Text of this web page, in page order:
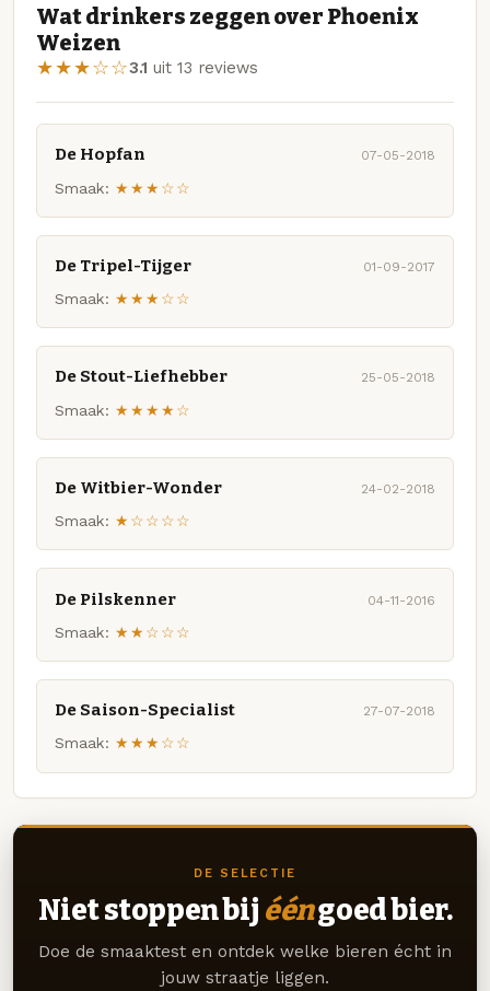
Wat drinkers zeggen over Phoenix
Weizen
★★★☆☆3.1 uit 13 reviews
De Hopfan 07-05-2018
Smaak: ★★★☆☆
De Tripel-Tijger 01-09-2017
Smaak: ★★★☆☆
De Stout-Liefhebber 25-05-2018
Smaak: ★★★★☆
De Witbier-Wonder 24-02-2018
Smaak: ★☆☆☆☆
De Pilskenner 04-11-2016
Smaak: ★★☆☆☆
De Saison-Specialist 27-07-2018
Smaak: ★★★☆☆
DE SELECTIE
Niet stoppen bij ééngoed bier.
Doe de smaaktest en ontdek welke bieren écht in
jouw straatje liggen.